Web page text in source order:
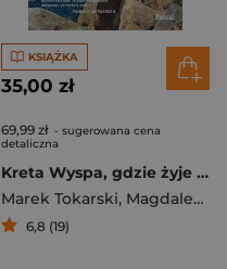
KSIĄŻKA
35,00 zł
69,99 zł - sugerowana cena
detaliczna
Kreta Wyspa, gdzie żyje się teraz
Marek Tokarski, Magdalena Tokarska
6,8 (19)